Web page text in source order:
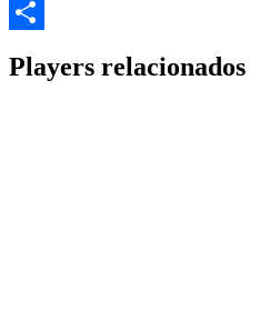
Email
Players relacionados